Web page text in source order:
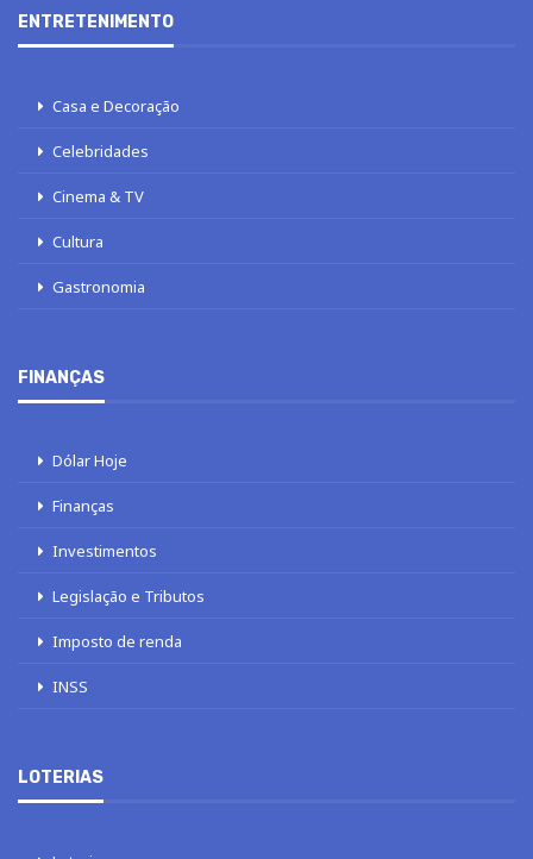
ENTRETENIMENTO
Casa e Decoração
Celebridades
Cinema & TV
Cultura
Gastronomia
FINANÇAS
Dólar Hoje
Finanças
Investimentos
Legislação e Tributos
Imposto de renda
INSS
LOTERIAS